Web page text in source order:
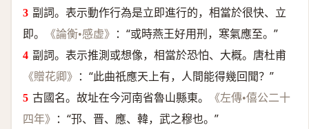
副詞。表示動作行為是立即進行的，相當於很快、立
即。
《論衡•感虚》
：“或時燕王好用刑，寒氣應至。”
副詞。表示推測或想像，相當於恐怕、大概。唐杜甫
《贈花卿》
：“此曲祇應天上有，人間能得幾回聞？”
古國名。故址在今河南省魯山縣東。
《左傳•僖公二十
四年》
：“邘、晋、應、韓，武之穆也。”